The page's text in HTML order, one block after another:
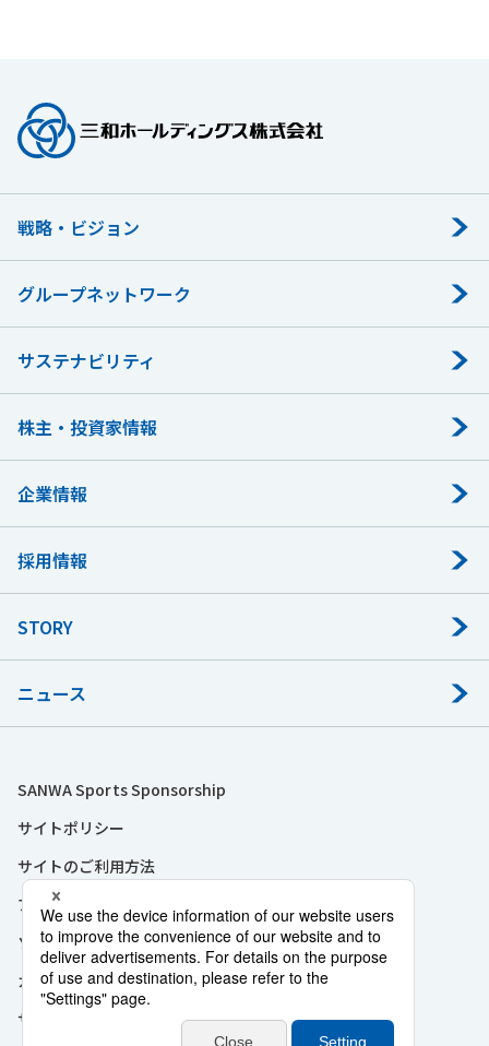
戦略・ビジョン
グループネットワーク
サステナビリティ
株主・投資家情報
企業情報
採用情報
STORY
ニュース
SANWA Sports Sponsorship
サイトポリシー
サイトのご利用方法
プライバシーポリシー
ソーシャルメディアポリシー
カスタマーハラスメントに対する基本方針
サイトマップ